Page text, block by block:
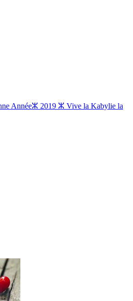
Annéeⵣ 2019 ⵣ Vive la Kabylie la